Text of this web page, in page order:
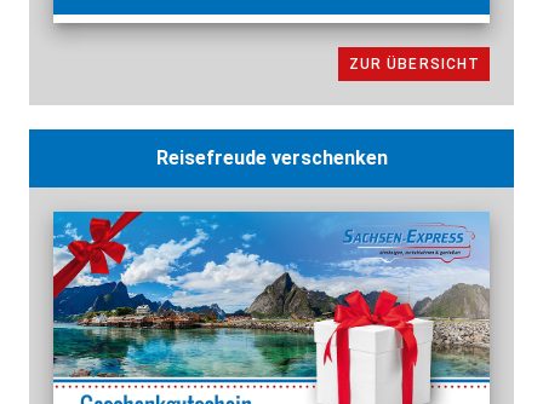
ZUR ÜBERSICHT
Reisefreude verschenken